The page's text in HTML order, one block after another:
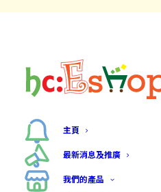
主頁
最新消息及推廣
我們的產品